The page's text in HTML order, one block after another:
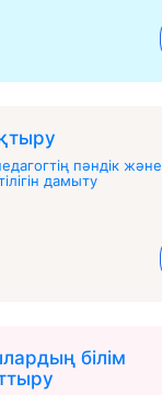
пәндік және
дамыту
білім